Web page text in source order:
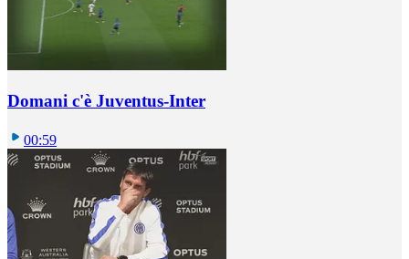
Domani c'è Juventus-Inter
00:59